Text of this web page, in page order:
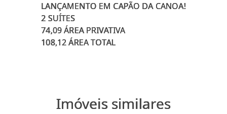
LANÇAMENTO EM CAPÃO DA CANOA!
2 SUÍTES
74,09 ÁREA PRIVATIVA
108,12 ÁREA TOTAL
Imóveis similares